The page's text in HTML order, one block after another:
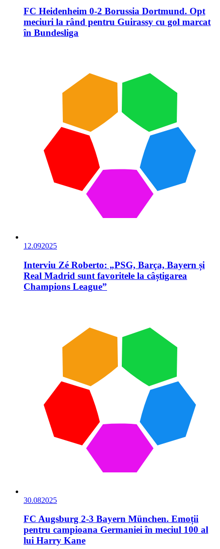
FC Heidenheim 0-2 Borussia Dortmund. Opt
meciuri la rând pentru Guirassy cu gol marcat
în Bundesliga
12.092025
Interviu Zé Roberto: „PSG, Barça, Bayern și
Real Madrid sunt favoritele la câștigarea
Champions League”
30.082025
FC Augsburg 2-3 Bayern München. Emoții
pentru campioana Germaniei în meciul 100 al
lui Harry Kane